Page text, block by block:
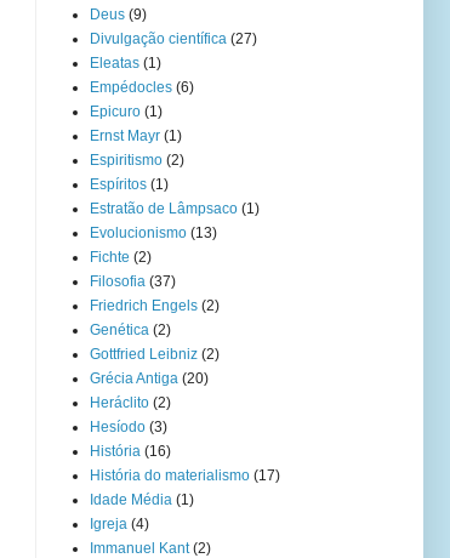
Deus (9)
Divulgação científica (27)
Eleatas (1)
Empédocles (6)
Epicuro (1)
Ernst Mayr (1)
Espiritismo (2)
Espíritos (1)
Estratão de Lâmpsaco (1)
Evolucionismo (13)
Fichte (2)
Filosofia (37)
Friedrich Engels (2)
Genética (2)
Gottfried Leibniz (2)
Grécia Antiga (20)
Heráclito (2)
Hesíodo (3)
História (16)
História do materialismo (17)
Idade Média (1)
Igreja (4)
Immanuel Kant (2)